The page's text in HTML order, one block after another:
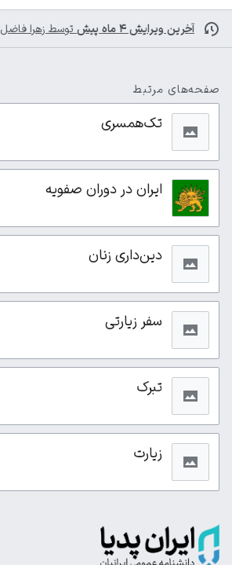
آخرین ویرایش ۴ ماه پیش توسط زهرا فاضل
صفحه‌های مرتبط
تک‌همسری
ایران در دوران صفویه
دین‌داری زنان
سفر زیارتی
تبرک
زیارت